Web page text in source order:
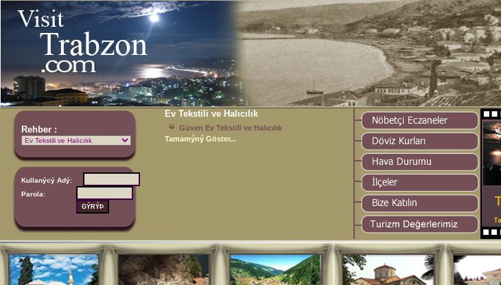
Rehber :
Ev Tekstili ve Halıcılık
Güven Ev Tekstili ve Halıcılık
Tamamýný Göster...
Kullanýcý Adý:
Parola: